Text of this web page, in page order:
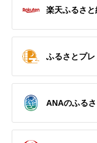
楽天ふるさと
ふるさとプレ
ANAのふる